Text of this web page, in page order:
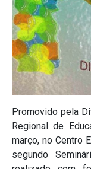
Promovido pela
Regional de
março, no Centro
segundo